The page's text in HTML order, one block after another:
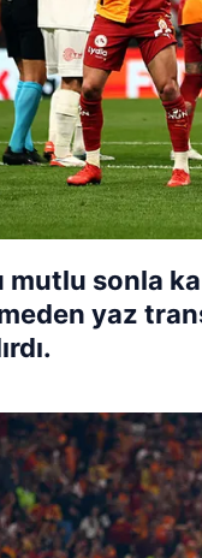
mutlu sonla
yaz